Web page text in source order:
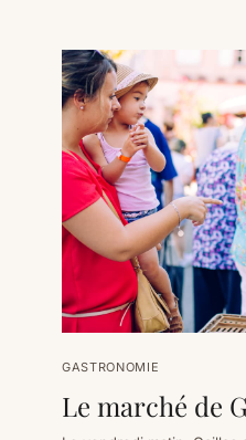
GASTRONOMIE
Le marché de